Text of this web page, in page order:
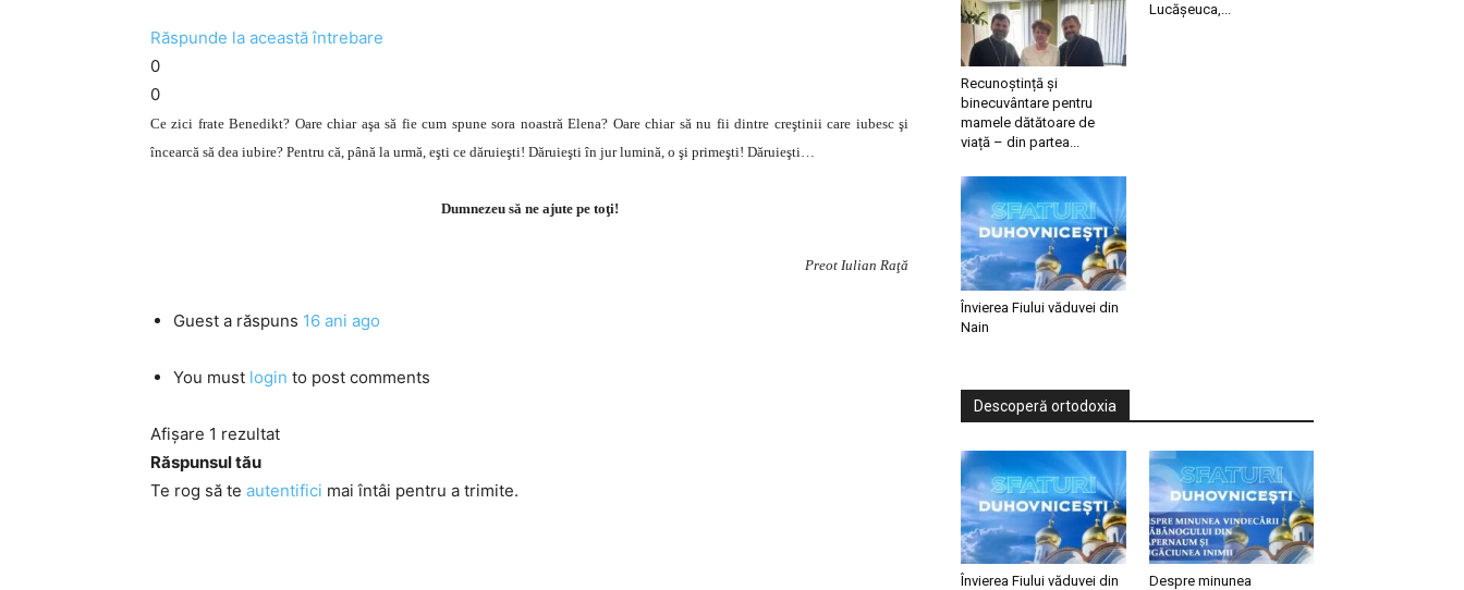
Răspunde la această întrebare
0
0
Ce zici frate Benedikt? Oare chiar aşa să fie cum spune sora noastră Elena? Oare chiar să nu fii dintre creştinii care iubesc şi
încearcă să dea iubire? Pentru că, până la urmă, eşti ce dăruieşti! Dăruieşti în jur lumină, o şi primeşti! Dăruieşti…
Dumnezeu să ne ajute pe toţi!
Preot Iulian Raţă
Guest a răspuns 16 ani ago
You must login to post comments
Afișare 1 rezultat
Răspunsul tău
Te rog să te autentifici mai întâi pentru a trimite.
Recunoștință și
binecuvântare pentru
mamele dătătoare de
viață – din partea...
Lucășeuca,...
Învierea Fiului văduvei din
Nain
Descoperă ortodoxia
Învierea Fiului văduvei din
Despre minunea